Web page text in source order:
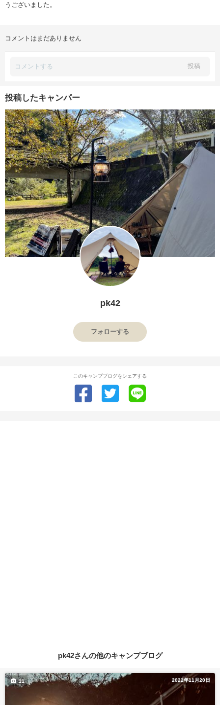
うございました。
コメントはまだありません
投稿
投稿したキャンパー
pk42
フォローする
このキャンプブログをシェアする
pk42さんの他のキャンプブログ
2022年11月20日
11